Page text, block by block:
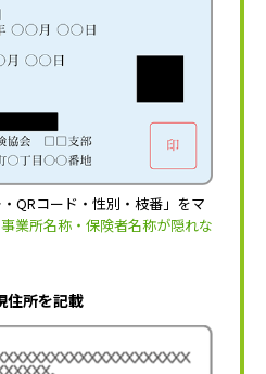
QRコード・性別・枝番」をマ
業所名称・保険者名称が隠れな
住所を記載